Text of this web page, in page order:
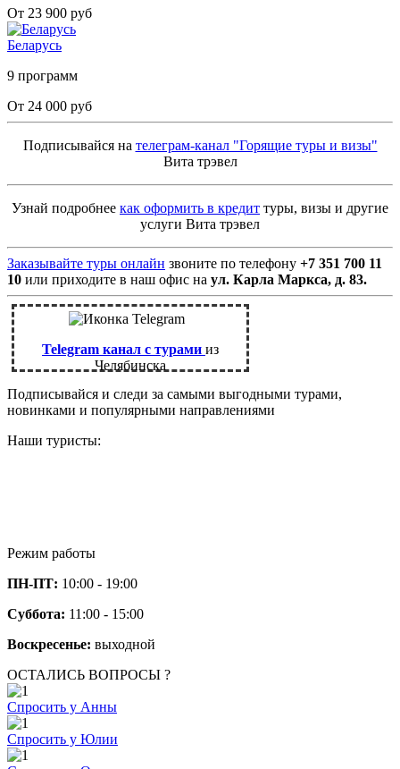
От 23 900 руб
Беларусь
9 программ
От 24 000 руб
Подписывайся на телеграм-канал "Горящие туры и визы"
Вита трэвел
Узнай подробнее как оформить в кредит туры, визы и другие
услуги Вита трэвел
Заказывайте туры онлайн звоните по телефону +7 351 700 11
10 или приходите в наш офис на ул. Карла Маркса, д. 83.
Telegram канал с турами из
Челябинска
Подписывайся и следи за самыми выгодными турами,
новинками и популярными направлениями
Наши туристы:
Режим работы
ПН-ПТ: 10:00 - 19:00
Суббота: 11:00 - 15:00
Воскресенье: выходной
ОСТАЛИСЬ ВОПРОСЫ ?
Спросить у Анны
Спросить у Юлии